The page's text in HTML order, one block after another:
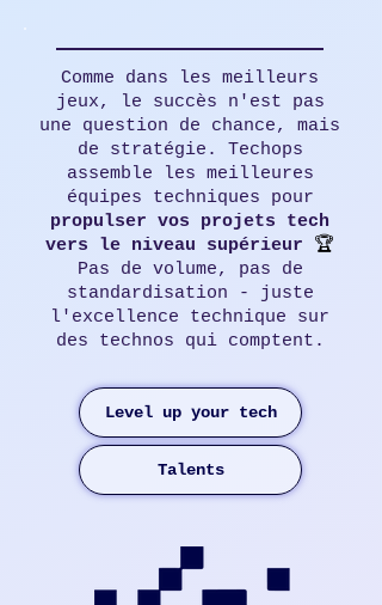
Comme dans les meilleurs
jeux, le succès n'est pas
une question de chance, mais
de stratégie. Techops
assemble les meilleures
équipes techniques pour
propulser vos
projets tech
vers
le niveau supérieur 🏆
Pas de volume, pas de
standardisation - juste
l'excellence technique sur
des technos qui comptent.
Level up your tech
Talents